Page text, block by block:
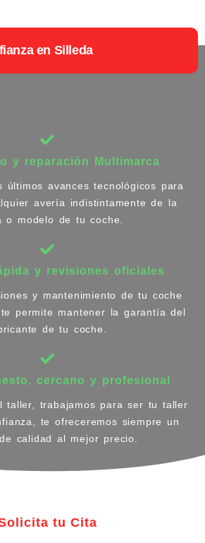
en Silleda
y reparación Multimarca
últimos avances tecnológicos para
avería indistintamente de la
o modelo de tu coche.
y revisiones oficiales
y mantenimiento de tu coche
permite mantener la garantía del
de tu coche.
cercano y profesional
taller, trabajamos para ser tu taller
te ofreceremos siempre un
calidad al mejor precio.
tu Cita